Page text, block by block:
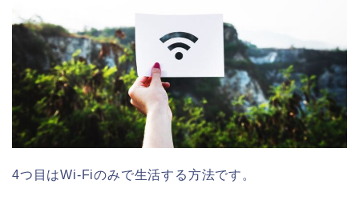
4つ目はWi-Fiのみで生活する方法です。